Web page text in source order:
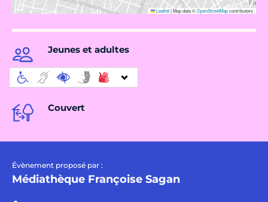
Leaflet|Map data ©OpenStreetMapcontributors
Jeunes et adultes
Couvert
Évènement proposé par :
Médiathèque Françoise Sagan